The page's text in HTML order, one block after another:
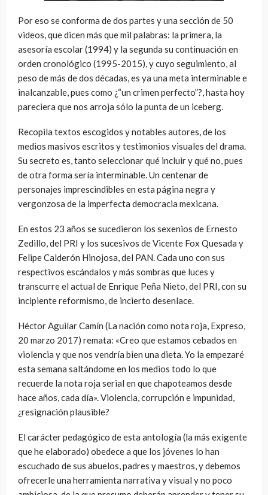
Por eso se conforma de dos partes y una sección de 50
videos, que dicen más que mil palabras: la primera, la
asesoría escolar (1994) y la segunda su continuación en
orden cronológico (1995-2015), y cuyo seguimiento, al
peso de más de dos décadas, es ya una meta interminable e
inalcanzable, pues como ¿“un crimen perfecto”?, hasta hoy
pareciera que nos arroja sólo la punta de un iceberg.
Recopila textos escogidos y notables autores, de los
medios masivos escritos y testimonios visuales del drama.
Su secreto es, tanto seleccionar qué incluir y qué no, pues
de otra forma sería interminable. Un centenar de
personajes imprescindibles en esta página negra y
vergonzosa de la imperfecta democracia mexicana.
En estos 23 años se sucedieron los sexenios de Ernesto
Zedillo, del PRI y los sucesivos de Vicente Fox Quesada y
Felipe Calderón Hinojosa, del PAN. Cada uno con sus
respectivos escándalos y más sombras que luces y
transcurre el actual de Enrique Peña Nieto, del PRI, con su
incipiente reformismo, de incierto desenlace.
Héctor Aguilar Camín (La nación como nota roja, Expreso,
20 marzo 2017) remata: «Creo que estamos cebados en
violencia y que nos vendría bien una dieta. Yo la empezaré
esta semana saltándome en los medios todo lo que
recuerde la nota roja serial en que chapoteamos desde
hace años, cada día». Violencia, corrupción e impunidad,
¿resignación plausible?
El carácter pedagógico de esta antología (la más exigente
que he elaborado) obedece a que los jóvenes lo han
escuchado de sus abuelos, padres y maestros, y debemos
ofrecerle una herramienta narrativa y visual y no poco